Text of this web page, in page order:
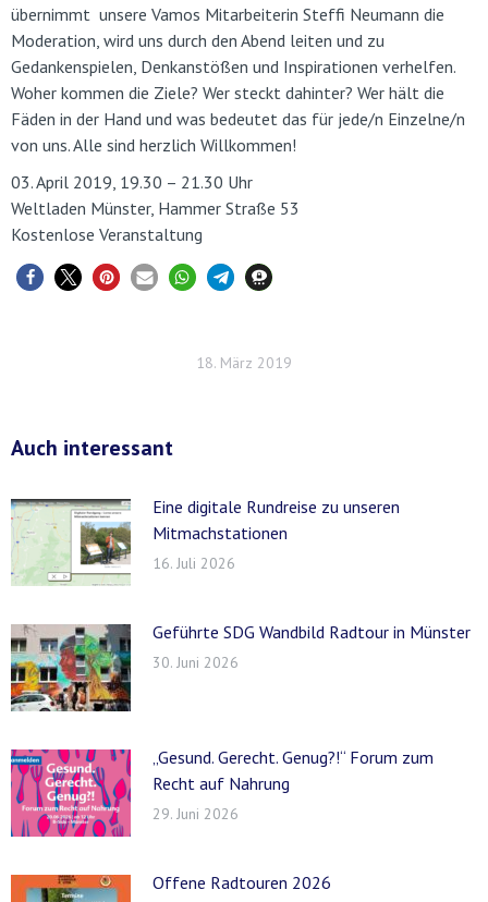
übernimmt unsere Vamos Mitarbeiterin Steffi Neumann die
Moderation, wird uns durch den Abend leiten und zu
Gedankenspielen, Denkanstößen und Inspirationen verhelfen.
Woher kommen die Ziele? Wer steckt dahinter? Wer hält die
Fäden in der Hand und was bedeutet das für jede/n Einzelne/n
von uns. Alle sind herzlich Willkommen!
03. April 2019, 19.30 – 21.30 Uhr
Weltladen Münster, Hammer Straße 53
Kostenlose Veranstaltung
18. März 2019
Auch interessant
Eine digitale Rundreise zu unseren
Mitmachstationen
16. Juli 2026
Geführte SDG Wandbild Radtour in Münster
30. Juni 2026
„Gesund. Gerecht. Genug?!“ Forum zum
Recht auf Nahrung
29. Juni 2026
Offene Radtouren 2026